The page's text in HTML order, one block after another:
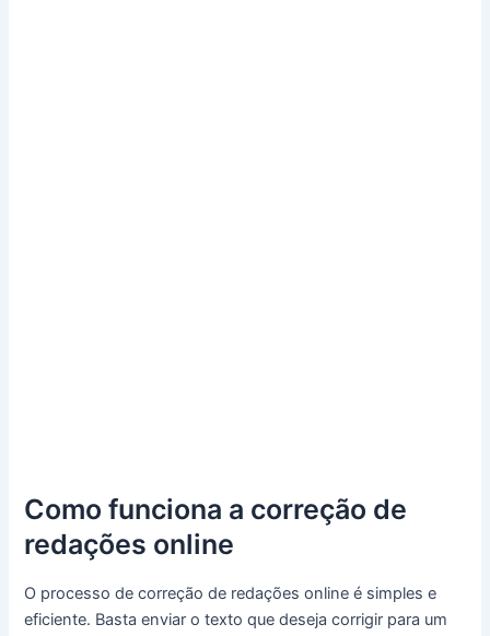
Como funciona a correção de
redações online
O processo de correção de redações online é simples e
eficiente. Basta enviar o texto que deseja corrigir para um